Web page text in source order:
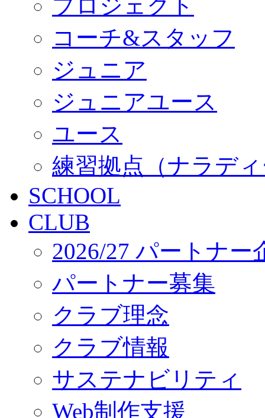
プロジェクト
コーチ&スタッフ
ジュニア
ジュニアユース
ユース
練習拠点（ナラデ
SCHOOL
CLUB
2026/27 パートナー
パートナー募集
クラブ理念
クラブ情報
サステナビリティ
Web制作支援